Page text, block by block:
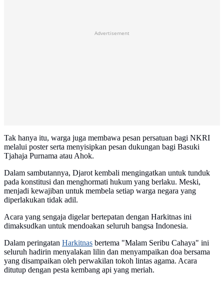
Advertisement
Tak hanya itu, warga juga membawa pesan persatuan bagi NKRI
melalui poster serta menyisipkan pesan dukungan bagi Basuki
Tjahaja Purnama atau Ahok.
Dalam sambutannya, Djarot kembali mengingatkan untuk tunduk
pada konstitusi dan menghormati hukum yang berlaku. Meski,
menjadi kewajiban untuk membela setiap warga negara yang
diperlakukan tidak adil.
Acara yang sengaja digelar bertepatan dengan Harkitnas ini
dimaksudkan untuk mendoakan seluruh bangsa Indonesia.
Dalam peringatan Harkitnas bertema "Malam Seribu Cahaya" ini
seluruh hadirin menyalakan lilin dan menyampaikan doa bersama
yang disampaikan oleh perwakilan tokoh lintas agama. Acara
ditutup dengan pesta kembang api yang meriah.